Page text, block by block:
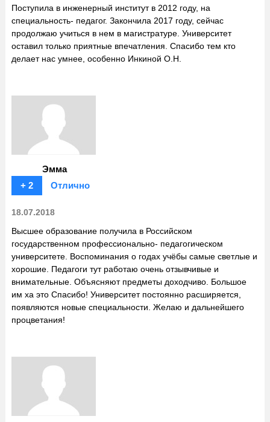
Поступила в инженерный институт в 2012 году, на
специальность- педагог. Закончила 2017 году, сейчас
продолжаю учиться в нем в магистратуре. Университет
оставил только приятные впечатления. Спасибо тем кто
делает нас умнее, особенно Инкиной О.Н.
Эмма
+ 2
Отлично
18.07.2018
Высшее образование получила в Российском
государственном профессионально- педагогическом
университете. Воспоминания о годах учёбы самые светлые и
хорошие. Педагоги тут работаю очень отзывчивые и
внимательные. Объясняют предметы доходчиво. Большое
им ха это Спасибо! Университет постоянно расширяется,
появляются новые специальности. Желаю и дальнейшего
процветания!